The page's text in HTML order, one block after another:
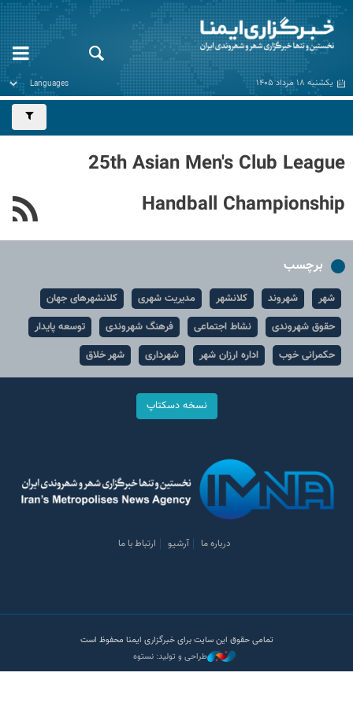
یکشنبه ۱۸ مرداد ۱۴۰۵
25th Asian Men's Club League
Handball Championship
برچسب
شهر شهروند کلانشهر مدیریت شهری
کلانشهرهای جهان
حقوق شهروندی
نشاط اجتماعی فرهنگ شهروندی
توسعه پایدار
حکمرانی خوب
اداره ارزان شهر شهرداری شهر خلاق
نسخه دسکتاپ
درباره ما آرشیو ارتباط با ما
تمامی حقوق این سایت برای خبرگزاری ایمنا محفوظ است
طراحی و تولید: نستوه